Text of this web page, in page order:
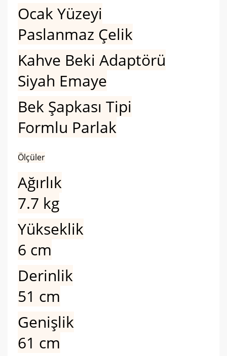
Ocak Yüzeyi
Paslanmaz Çelik
Kahve Beki Adaptörü
Siyah Emaye
Bek Şapkası Tipi
Formlu Parlak
Ölçüler
Ağırlık
7.7 kg
Yükseklik
6 cm
Derinlik
51 cm
Genişlik
61 cm